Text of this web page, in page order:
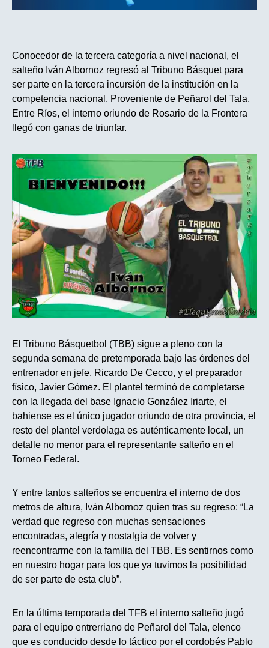
Conocedor de la tercera categoría a nivel nacional, el
salteño Iván Albornoz regresó al Tribuno Básquet para
ser parte en la tercera incursión de la institución en la
competencia nacional. Proveniente de Peñarol del Tala,
Entre Ríos, el interno oriundo de Rosario de la Frontera
llegó con ganas de triunfar.
El Tribuno Básquetbol (TBB) sigue a pleno con la
segunda semana de pretemporada bajo las órdenes del
entrenador en jefe, Ricardo De Cecco, y el preparador
físico, Javier Gómez. El plantel terminó de completarse
con la llegada del base Ignacio González Iriarte, el
bahiense es el único jugador oriundo de otra provincia, el
resto del plantel verdolaga es auténticamente local, un
detalle no menor para el representante salteño en el
Torneo Federal.
Y entre tantos salteños se encuentra el interno de dos
metros de altura, Iván Albornoz quien tras su regreso: “La
verdad que regreso con muchas sensaciones
encontradas, alegría y nostalgia de volver y
reencontrarme con la familia del TBB. Es sentirnos como
en nuestro hogar para los que ya tuvimos la posibilidad
de ser parte de esta club”.
En la última temporada del TFB el interno salteño jugó
para el equipo entrerriano de Peñarol del Tala, elenco
que es conducido desde lo táctico por el cordobés Pablo